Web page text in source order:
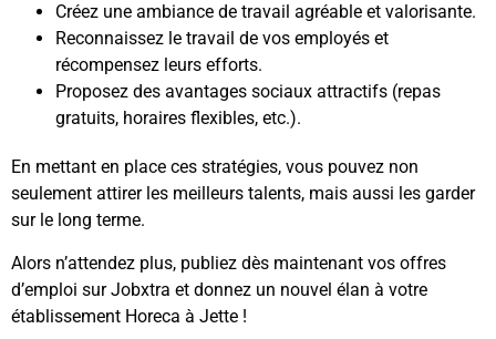
Créez une ambiance de travail agréable et valorisante.
Reconnaissez le travail de vos employés et
récompensez leurs efforts.
Proposez des avantages sociaux attractifs (repas
gratuits, horaires flexibles, etc.).
En mettant en place ces stratégies, vous pouvez non
seulement attirer les meilleurs talents, mais aussi les garder
sur le long terme.
Alors n’attendez plus, publiez dès maintenant vos offres
d’emploi sur Jobxtra et donnez un nouvel élan à votre
établissement Horeca à Jette !